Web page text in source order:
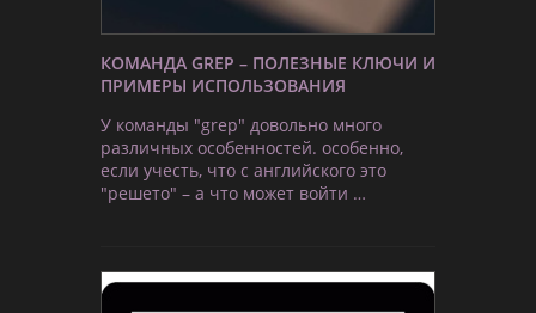
КОМАНДА GREP – ПОЛЕЗНЫЕ КЛЮЧИ И
ПРИМЕРЫ ИСПОЛЬЗОВАНИЯ
У команды "grep" довольно много
различных особенностей. особенно,
если учесть, что с английского это
"решето" – а что может войти …